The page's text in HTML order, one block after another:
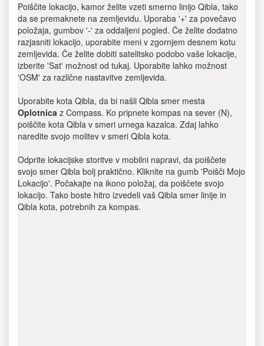
Poiščite lokacijo, kamor želite vzeti smerno linijo Qibla, tako
da se premaknete na zemljevidu. Uporaba '+' za povečavo
položaja, gumbov '-' za oddaljeni pogled. Če želite dodatno
razjasniti lokacijo, uporabite meni v zgornjem desnem kotu
zemljevida. Če želite dobiti satelitsko podobo vaše lokacije,
izberite 'Sat' možnost od tukaj. Uporabite lahko možnost
'OSM' za različne nastavitve zemljevida.
Uporabite kota Qibla, da bi našli Qibla smer mesta
Oplotnica z Compass. Ko pripnete kompas na sever (N),
poiščite kota Qibla v smeri urnega kazalca. Zdaj lahko
naredite svojo molitev v smeri Qibla kota.
Odprite lokacijske storitve v mobilni napravi, da poiščete
svojo smer Qibla bolj praktično. Kliknite na gumb 'Poišči Mojo
Lokacijo'. Počakajte na ikono položaj, da poiščete svojo
lokacijo. Tako boste hitro izvedeli vaš Qibla smer linije in
Qibla kota, potrebnih za kompas.